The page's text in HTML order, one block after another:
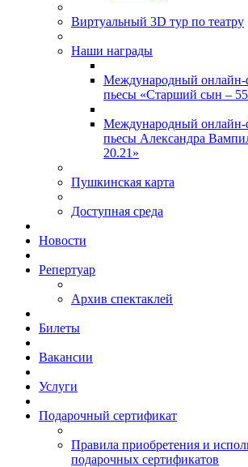
Виртуальный 3D тур по театру
Наши награды
Международный онлайн-
пьесы «Старший сын –
Международный онлайн-
пьесы Александра
20.21»
Пушкинская карта
Доступная среда
Новости
Репертуар
Архив спектаклей
Билеты
Вакансии
Услуги
Подарочный сертификат
Правила приобретения и
подарочных сертификатов